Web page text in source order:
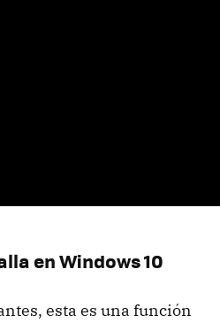
en Windows 10
esta es una función